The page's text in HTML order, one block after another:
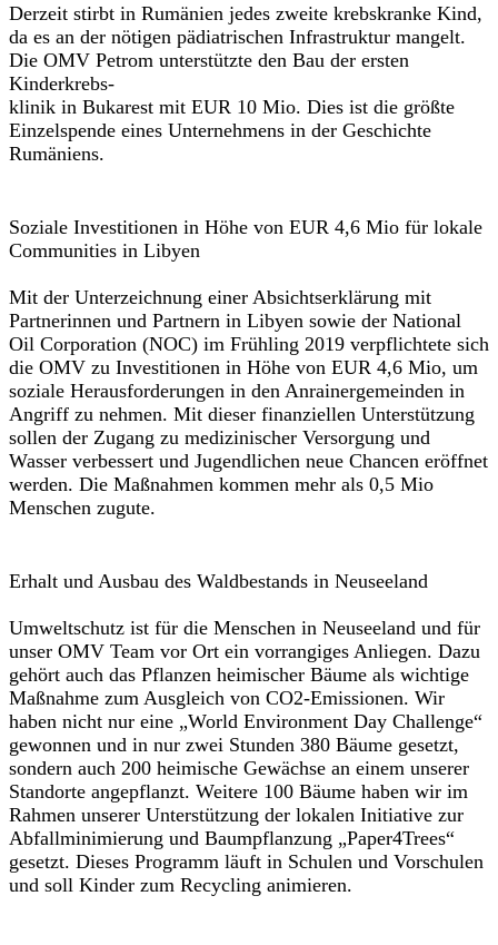
Derzeit stirbt in Rumänien jedes zweite krebskranke Kind,
da es an der nötigen pädiatrischen Infrastruktur mangelt.
Die OMV Petrom unterstützte den Bau der ersten
Kinderkrebs-
klinik in Bukarest mit EUR 10 Mio. Dies ist die größte
Einzelspende eines Unternehmens in der Geschichte
Rumäniens.
Soziale Investitionen in Höhe von EUR 4,6 Mio für lokale
Communities in Libyen
Mit der Unterzeichnung einer Absichtserklärung mit
Partnerinnen und Partnern in Libyen sowie der National
Oil Corporation (NOC) im Frühling 2019 verpflichtete sich
die OMV zu Investitionen in Höhe von EUR 4,6 Mio, um
soziale Herausforderungen in den Anrainergemeinden in
Angriff zu nehmen. Mit dieser finanziellen Unterstützung
sollen der Zugang zu medizinischer Versorgung und
Wasser verbessert und Jugendlichen neue Chancen eröffnet
werden. Die Maßnahmen kommen mehr als 0,5 Mio
Menschen zugute.
Erhalt und Ausbau des Waldbestands in Neuseeland
Umweltschutz ist für die Menschen in Neuseeland und für
unser OMV Team vor Ort ein vorrangiges Anliegen. Dazu
gehört auch das Pflanzen heimischer Bäume als wichtige
Maßnahme zum Ausgleich von CO2-Emissionen. Wir
haben nicht nur eine „World Environment Day Challenge“
gewonnen und in nur zwei Stunden 380 Bäume gesetzt,
sondern auch 200 heimische Gewächse an einem unserer
Standorte angepflanzt. Weitere 100 Bäume haben wir im
Rahmen unserer Unterstützung der lokalen Initiative zur
Abfallminimierung und Baumpflanzung „Paper4Trees“
gesetzt. Dieses Programm läuft in Schulen und Vorschulen
und soll Kinder zum Recycling animieren.